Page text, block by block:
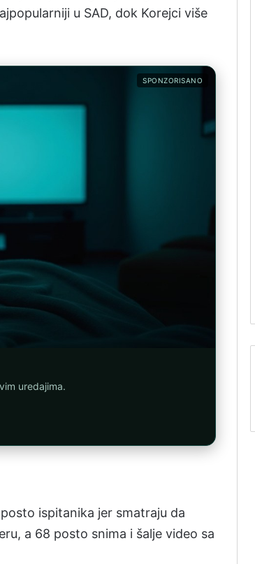
u SAD, dok Korejci više
SPONZORISANO
uredajima.
ispitanika jer smatraju da
a 68 posto snima i šalje video sa